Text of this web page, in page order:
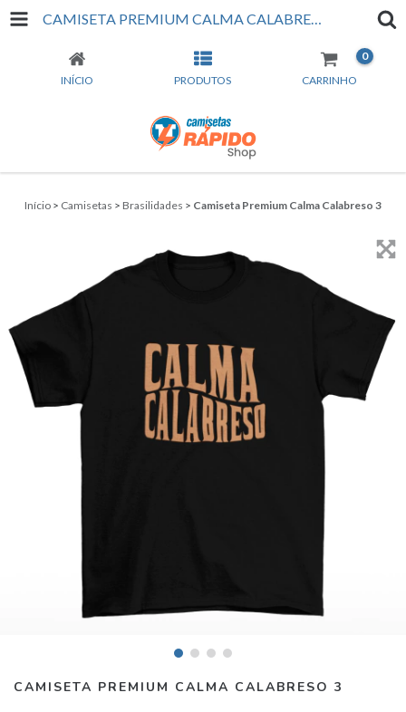
CAMISETA PREMIUM CALMA CALABRESO 3
INÍCIO PRODUTOS CARRINHO
0
Início > Camisetas > Brasilidades > Camiseta Premium Calma Calabreso 3
CAMISETA PREMIUM CALMA CALABRESO 3